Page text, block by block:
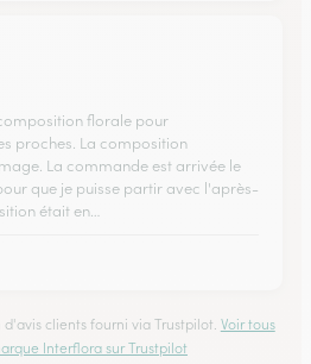
florale pour
proches. La composition
La commande est arrivée le
que je puisse partir avec l'après-
était en…
d'avis clients fourni via Trustpilot. Voir tous
Interflora sur Trustpilot